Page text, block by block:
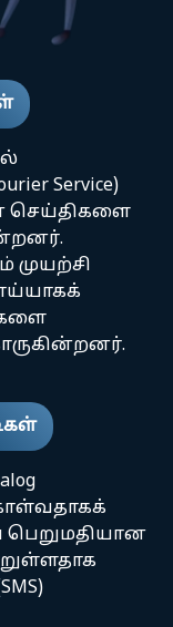
Service)
செய்திகளை
முயற்சி
பெறுமதியான